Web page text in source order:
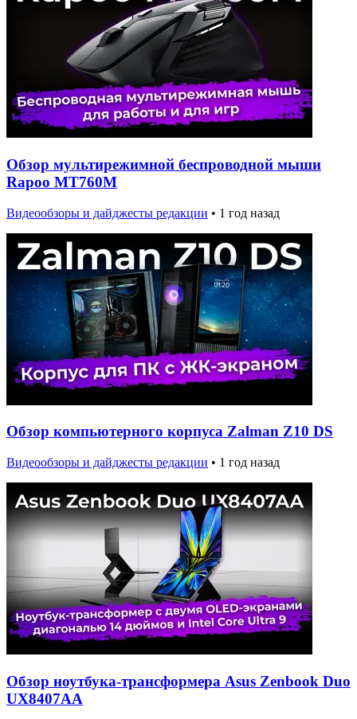
Обзор мультирежимной беспроводной мыши
Rapoo MT760M
Видеообзоры и дайджесты редакции • 1 год назад
Обзор компьютерного корпуса Zalman Z10 DS
Видеообзоры и дайджесты редакции • 1 год назад
Обзор ноутбука-трансформера Asus Zenbook Duo
UX8407AA